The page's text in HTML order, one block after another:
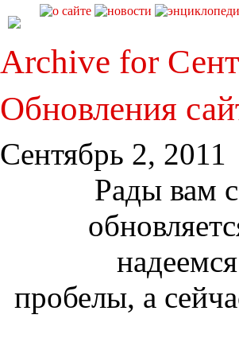
Archive for
Обновления
Сентябрь 2, 2011
Рады вам
пробелы, а